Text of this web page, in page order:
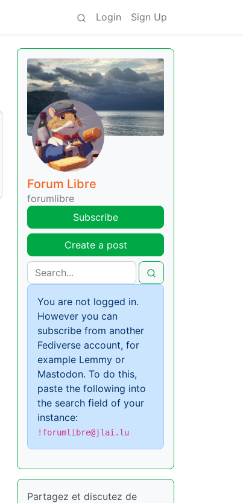
Login Sign Up
Forum Libre
forumlibre
Subscribe
Create a post
You are not logged in.
However you can
subscribe from another
Fediverse account, for
example Lemmy or
Mastodon. To do this,
paste the following into
the search field of your
instance:
!forumlibre@jlai.lu
Partagez et discutez de